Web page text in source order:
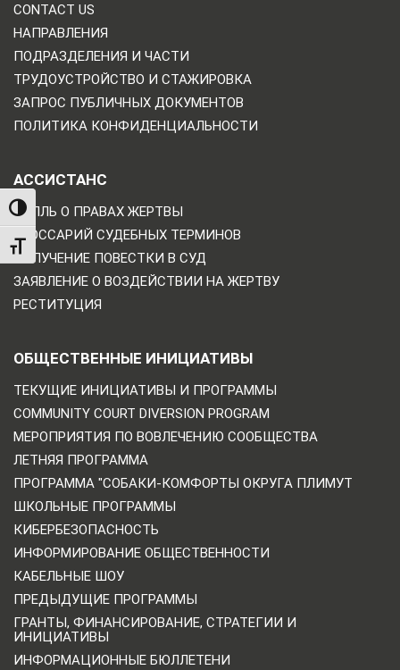
TOGGLE HIGH CONTRAST
TOGGLE FONT SIZE
CONTACT US
НАПРАВЛЕНИЯ
ПОДРАЗДЕЛЕНИЯ И ЧАСТИ
ТРУДОУСТРОЙСТВО И СТАЖИРОВКА
ЗАПРОС ПУБЛИЧНЫХ ДОКУМЕНТОВ
ПОЛИТИКА КОНФИДЕНЦИАЛЬНОСТИ
АССИСТАНС
БИЛЛЬ О ПРАВАХ ЖЕРТВЫ
ГЛОССАРИЙ СУДЕБНЫХ ТЕРМИНОВ
ПОЛУЧЕНИЕ ПОВЕСТКИ В СУД
ЗАЯВЛЕНИЕ О ВОЗДЕЙСТВИИ НА ЖЕРТВУ
РЕСТИТУЦИЯ
ОБЩЕСТВЕННЫЕ ИНИЦИАТИВЫ
ТЕКУЩИЕ ИНИЦИАТИВЫ И ПРОГРАММЫ
COMMUNITY COURT DIVERSION PROGRAM
МЕРОПРИЯТИЯ ПО ВОВЛЕЧЕНИЮ СООБЩЕСТВА
ЛЕТНЯЯ ПРОГРАММА
ПРОГРАММА "СОБАКИ-КОМФОРТЫ ОКРУГА ПЛИМУТ
ШКОЛЬНЫЕ ПРОГРАММЫ
КИБЕРБЕЗОПАСНОСТЬ
ИНФОРМИРОВАНИЕ ОБЩЕСТВЕННОСТИ
КАБЕЛЬНЫЕ ШОУ
ПРЕДЫДУЩИЕ ПРОГРАММЫ
ГРАНТЫ, ФИНАНСИРОВАНИЕ, СТРАТЕГИИ И
ИНИЦИАТИВЫ
ИНФОРМАЦИОННЫЕ БЮЛЛЕТЕНИ